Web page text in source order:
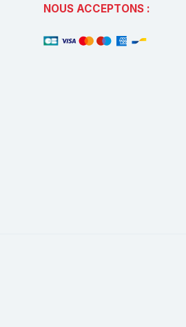
NOUS ACCEPTONS :